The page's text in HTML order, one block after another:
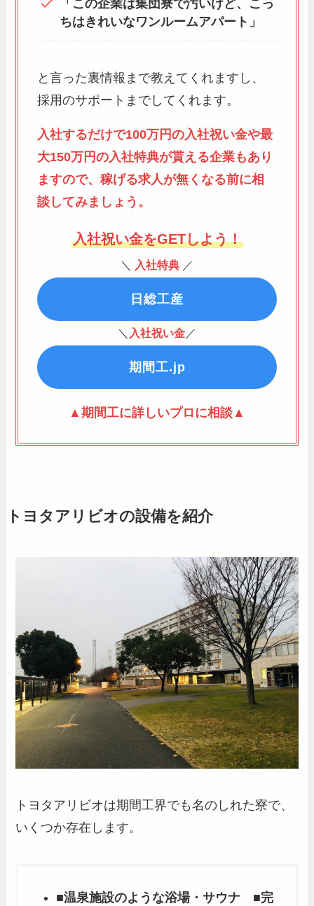
「この企業は集団寮で汚いけど、こっ
ちはきれいなワンルームアパート」
と言った裏情報まで教えてくれますし、
採用のサポートまでしてくれます。
入社するだけで100万円の入社祝い金や最
大150万円の入社特典が貰える企業もあり
ますので、稼げる求人が無くなる前に相
談してみましょう。
入社祝い金をGETしよう！
＼ 入社特典 ／
日総工産
＼ 入社祝い金 ／
期間工.jp
▲期間工に詳しいプロに相談▲
トヨタアリビオの設備を紹介
トヨタアリビオは期間工界でも名のしれた寮で、
いくつか存在します。
■温泉施設のような浴場・サウナ ■完